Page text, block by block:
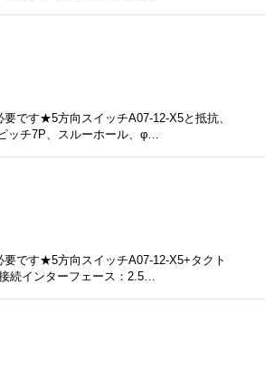
です★5方向スイッチA07-12-X5と抵抗、
ッチ7P、スルーホール、φ…
です★5方向スイッチA07-12-X5+タクト
続インターフェース：2.5…